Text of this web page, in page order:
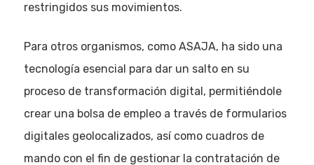
restringidos sus movimientos.
Para otros organismos, como ASAJA, ha sido una
tecnología esencial para dar un salto en su
proceso de transformación digital, permitiéndole
crear una bolsa de empleo a través de formularios
digitales geolocalizados, así como cuadros de
mando con el fin de gestionar la contratación de